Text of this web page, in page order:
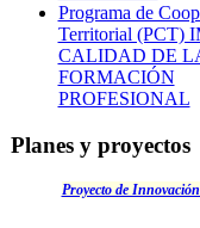
Programa de
Territorial (PCT)
CALIDAD DE
FORMACIÓN
PROFESIONAL
Planes y proyectos
Proyecto de